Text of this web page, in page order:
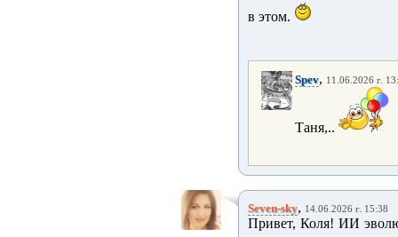
в этом.
Spev, 11.06.2026 г.
Таня,..
Seven-sky, 14.06.2026 г. 15:38
Привет, Коля! ИИ